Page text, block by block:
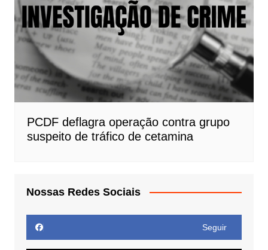
PCDF deflagra operação contra grupo
suspeito de tráfico de cetamina
Nossas Redes Sociais
Seguir